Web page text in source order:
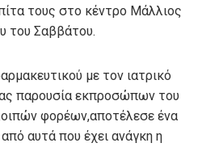
τους στο κέντρο Μάλλιος
του Σαββάτου.
με τον ιατρικό
παρουσία εκπροσώπων του
φορέων,αποτέλεσε ένα
αυτά που έχει ανάγκη η